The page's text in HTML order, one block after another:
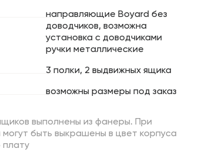
направляющие Boyard без
доводчиков, возможна
установка с доводчиками
ручки металлические
3 полки, 2 выдвижных ящика
возможны размеры под заказ
выполнены из фанеры. При
быть выкрашены в цвет корпуса
плату